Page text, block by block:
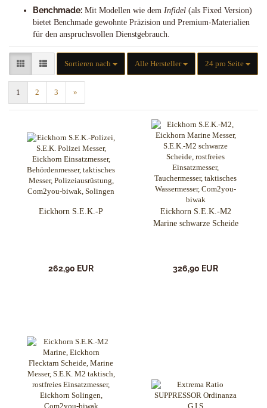
Benchmade: Mit Modellen wie dem Infidel (als Fixed Version)
bietet Benchmade gewohnte Präzision und Premium-Materialien
für den anspruchsvollen Dienstgebrauch.
Sortieren nach
Sortieren nach Alle Hersteller 24 pro Seite
pro Seite
1 2 3 »
Eickhorn S.E.K.-P
262,90 EUR
Eickhorn S.E.K.-M2
Marine schwarze Scheide
326,90 EUR